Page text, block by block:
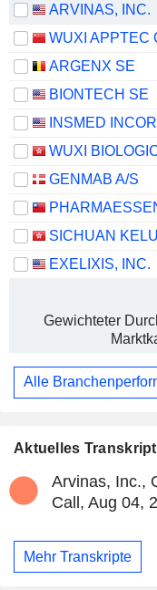
Aktuelles
Arvinas, Inc.,
Call, Aug 04,
Mehr Transkripte
ARVINAS, INC.
WUXI APPTEC
ARGENX SE
BIONTECH SE
INSMED
GENMAB A/S
EXELIXIS, INC.
Gewichteter
Alle